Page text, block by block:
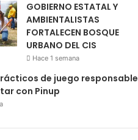
GOBIERNO ESTATAL Y
AMBIENTALISTAS
FORTALECEN BOSQUE
URBANO DEL CIS
Hace 1 semana
de juego responsable
con Pinup